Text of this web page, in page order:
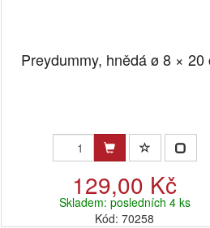
Preydummy, hnědá ø 8 × 20
129,00 Kč
Skladem: posledních 4 ks
Kód: 70258